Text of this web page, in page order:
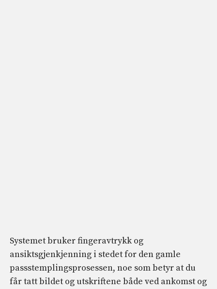
Systemet bruker fingeravtrykk og
ansiktsgjenkjenning i stedet for den gamle
passstemplingsprosessen, noe som betyr at du
får tatt bildet og utskriftene både ved ankomst og